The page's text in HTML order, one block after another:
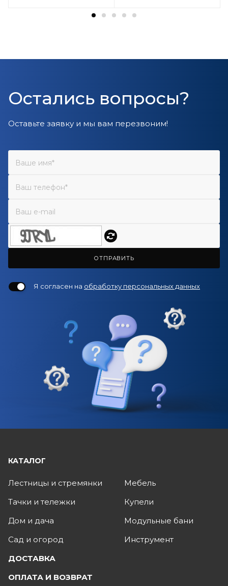
Остались вопросы?
Оставьте заявку и мы вам перезвоним!
ОТПРАВИТЬ
Я согласен на обработку персональных данных
КАТАЛОГ
Лестницы и стремянки
Тачки и тележки
Дом и дача
Сад и огород
Мебель
Купели
Модульные бани
Инструмент
ДОСТАВКА
ОПЛАТА И ВОЗВРАТ